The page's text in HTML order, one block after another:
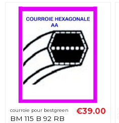
courroie pour bestgreen
BM 115 B 92 RB
€39.00